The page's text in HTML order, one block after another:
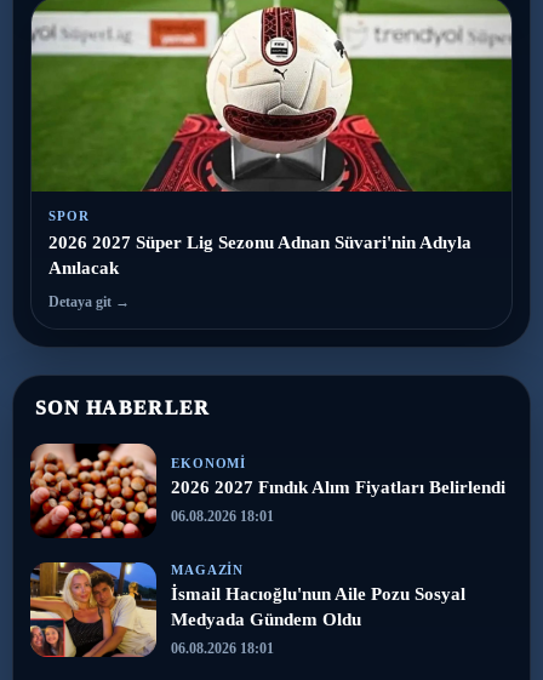
SPOR
2026 2027 Süper Lig Sezonu Adnan Süvari'nin Adıyla
Anılacak
Detaya git →
SON HABERLER
EKONOMI
2026 2027 Fındık Alım Fiyatları Belirlendi
06.08.2026 18:01
MAGAZIN
İsmail Hacıoğlu'nun Aile Pozu Sosyal
Medyada Gündem Oldu
06.08.2026 18:01